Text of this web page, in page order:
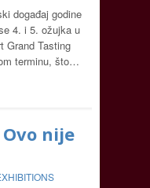
događaj godine
4. i 5. ožujka u
Grand Tasting
terminu, što…
nije